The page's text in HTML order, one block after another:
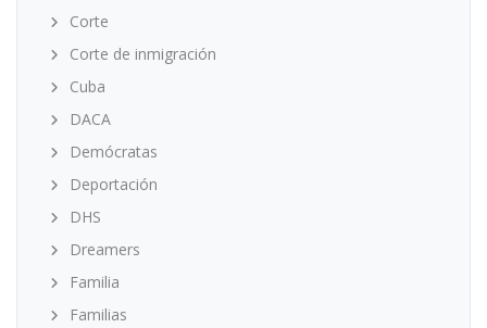
Corte
Corte de inmigración
Cuba
DACA
Demócratas
Deportación
DHS
Dreamers
Familia
Familias